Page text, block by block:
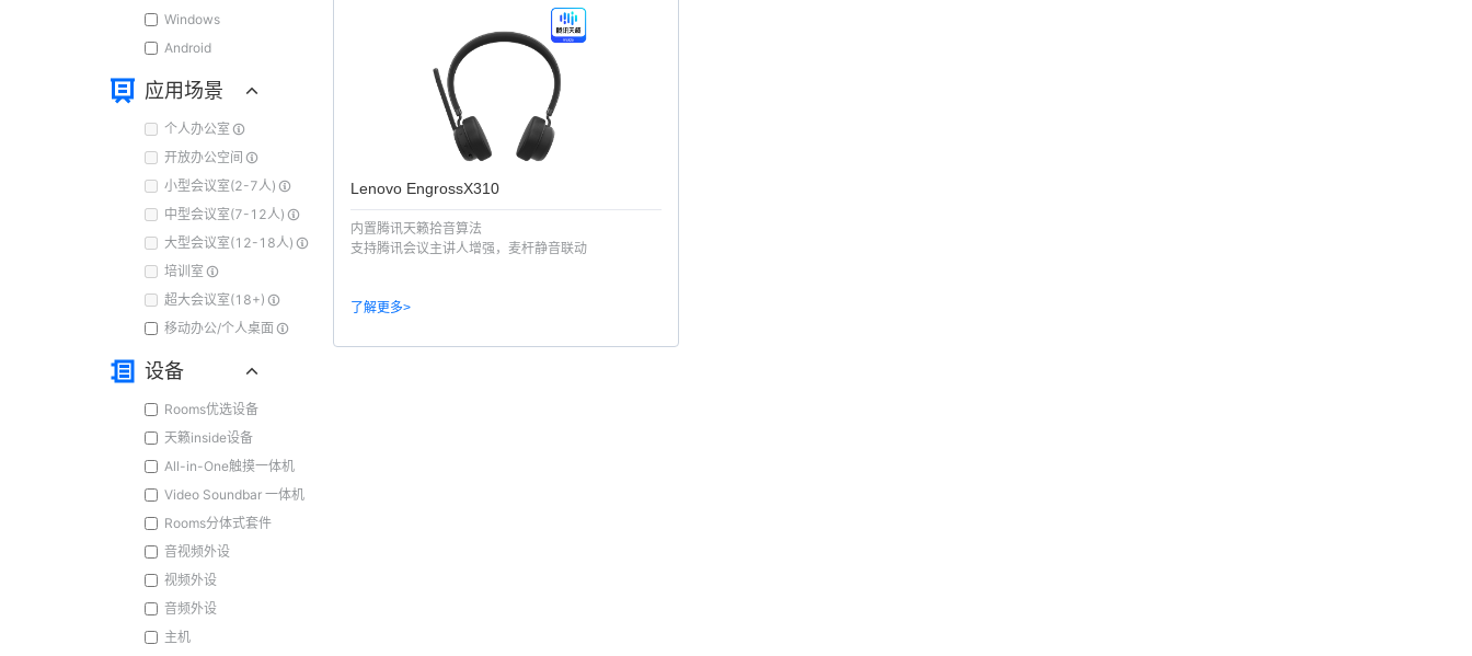
Windows
Android
应用场景
个人办公室
开放办公空间
小型会议室(2-7人)
中型会议室(7-12人)
大型会议室(12-18人)
培训室
超大会议室(18+)
移动办公/个人桌面
设备
Rooms优选设备
天籁inside设备
All-in-One触摸一体机
Video Soundbar 一体机
Rooms分体式套件
音视频外设
视频外设
音频外设
主机
Lenovo EngrossX310
内置腾讯天籁拾音算法
支持腾讯会议主讲人增强，麦杆静音联动
了解更多>